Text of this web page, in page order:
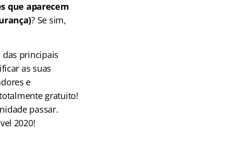
que aparecem
? Se sim,
principais
as suas
e
gratuito!
passar.
2020!